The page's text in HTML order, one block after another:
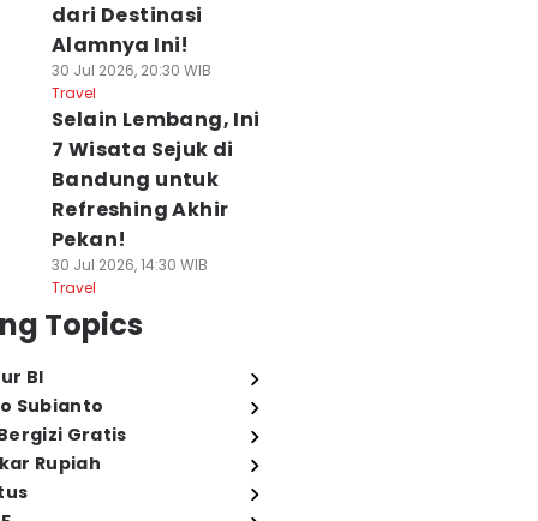
dari Destinasi
Alamnya Ini!
30 Jul 2026, 20:30 WIB
Travel
Selain Lembang, Ini
7 Wisata Sejuk di
Bandung untuk
Refreshing Akhir
Pekan!
30 Jul 2026, 14:30 WIB
Travel
Topics
BI
Subianto
Gratis
Rupiah